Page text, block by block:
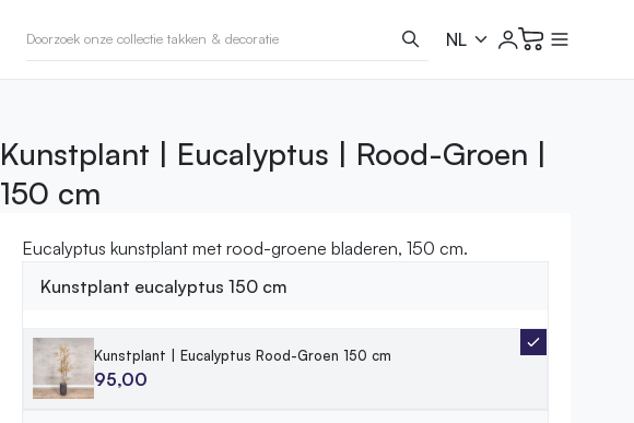
Kunstplant | Eucalyptus | Rood-Groen |
150 cm
Eucalyptus kunstplant met rood-groene bladeren, 150 cm.
Kunstplant eucalyptus 150 cm
Kunstplant | Eucalyptus Rood-Groen 150 cm
95,00